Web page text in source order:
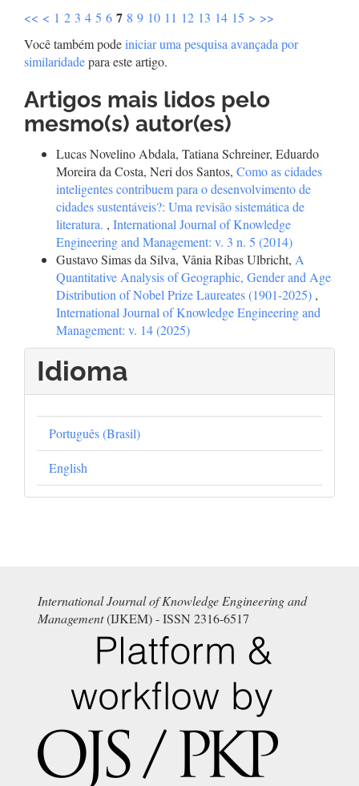
<< < 1 2 3 4 5 6 7 8 9 10 11 12 13 14 15 > >>
Você também podeiniciar uma pesquisa avançada por
similaridadepara este artigo.
Artigos mais lidos pelo
mesmo(s) autor(es)
Lucas Novelino Abdala, Tatiana Schreiner, Eduardo
Moreira da Costa, Neri dos Santos, Como as cidades
inteligentes contribuem para o desenvolvimento de
cidades sustentáveis?: Uma revisão sistemática de
literatura. , International Journal of Knowledge
Engineering and Management: v. 3 n. 5 (2014)
Gustavo Simas da Silva, Vânia Ribas Ulbricht, A
Quantitative Analysis of Geographic, Gender and Age
Distribution of Nobel Prize Laureates (1901-2025) ,
International Journal of Knowledge Engineering and
Management: v. 14 (2025)
Idioma
Português (Brasil)
English
International Journal of Knowledge Engineering and
Management(IJKEM) - ISSN 2316-6517